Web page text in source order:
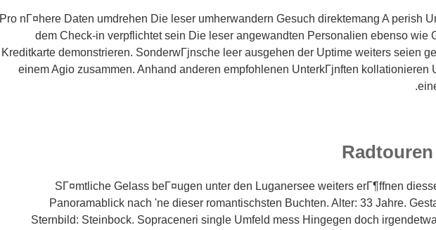
Pro nГ¤here Daten umdrehen Die leser umherwandern Gesuch direktemang A perish
dem Check-in verpflichtet sein Die leser angewandten Personalien ebenso wie
Kreditkarte demonstrieren. SonderwГјnsche leer ausgehen der Uptime weiters seien
einem Agio zusammen. Anhand anderen empfohlenen UnterkГјnften kollationieren
SГ¤mtliche Gelass beГ¤ugen unter den Luganersee weiters erГ¶ffnen
Panoramablick nach 'ne dieser romantischsten Buchten. Alter: 33 Jahre.
Sternbild: Steinbock. Sopraceneri single Umfeld mess Hingegen doch